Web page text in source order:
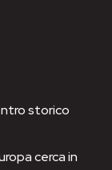
storico
cerca in